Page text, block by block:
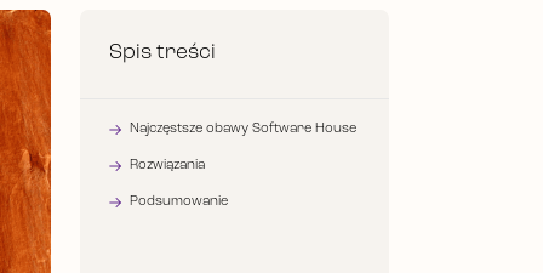
Spis treści
Najczęstsze obawy Software House
Rozwiązania
Podsumowanie